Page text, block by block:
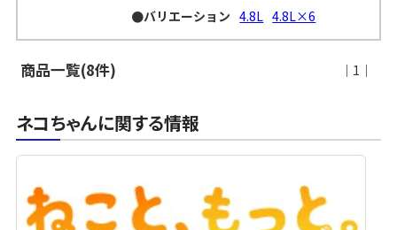
●バリエーション 4.8L 4.8L×6
商品一覧(8件) ｜1｜
ネコちゃんに関する情報